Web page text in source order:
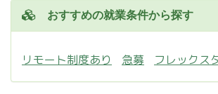
おすすめの就業条件から探す
リモート制度あり 急募 フレックス